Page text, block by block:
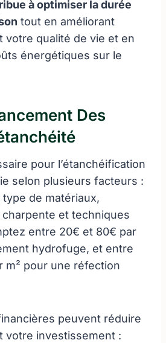
à optimiser la durée
tout en améliorant
votre qualité de vie et en
énergétiques sur le
Des
pour l’étanchéification
selon plusieurs facteurs :
de matériaux,
et techniques
entre 20€ et 80€ par
hydrofuge, et entre
m² pour une réfection
peuvent réduire
votre investissement :